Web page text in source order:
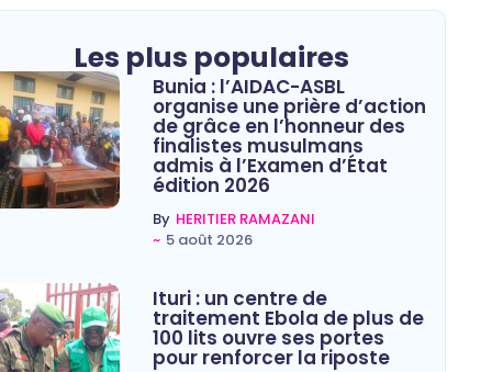
Les plus populaires
Bunia : l’AIDAC-ASBL
organise une prière d’action
de grâce en l’honneur des
finalistes musulmans
admis à l’Examen d’État
édition 2026
By HERITIER RAMAZANI
~ 5 août 2026
Ituri : un centre de
traitement Ebola de plus de
100 lits ouvre ses portes
pour renforcer la riposte